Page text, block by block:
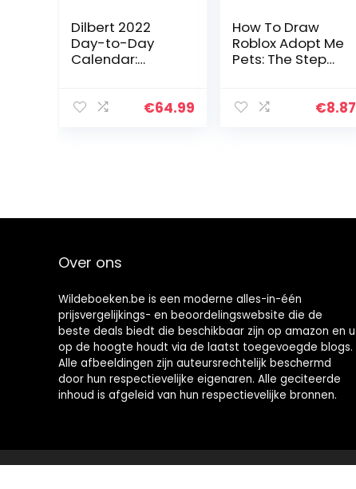
Dilbert 2022
Day-to-Day
Calendar:
McMeel-
€64.99
How To Draw
Roblox Adopt Me
Pets: The Step
Cute Roblox
€8.87
Over ons
Wildeboeken.be is een moderne alles-in-één
prijsvergelijkings- en beoordelingswebsite die de
beste deals biedt die beschikbaar zijn op amazon en u
op de hoogte houdt via de laatst toegevoegde blogs.
Alle afbeeldingen zijn auteursrechtelijk beschermd
door hun respectievelijke eigenaren. Alle geciteerde
inhoud is afgeleid van hun respectievelijke bronnen.